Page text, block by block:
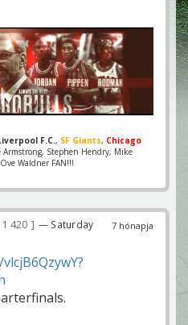
F.C., SF Giants, Chicago
Armstrong, Stephen Hendry, Mike
Waldner FAN!!!
7 hónapja
420
— Saturday